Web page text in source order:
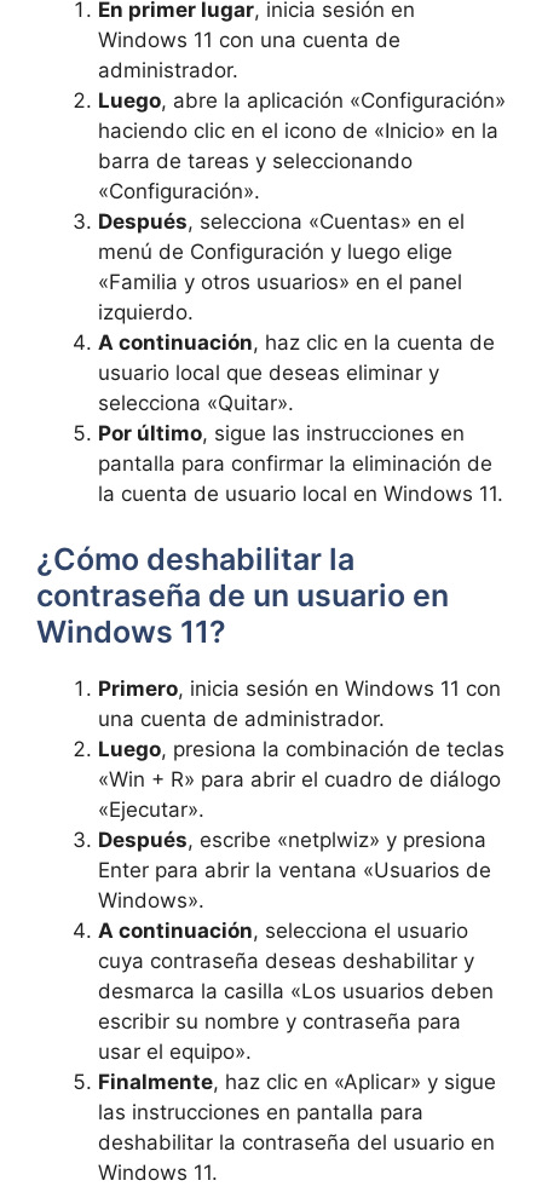
En primer lugar, inicia sesión en
Windows 11 con una cuenta de
administrador.
Luego, abre la aplicación «Configuración»
haciendo clic en el icono de «Inicio» en la
barra de tareas y seleccionando
«Configuración».
Después, selecciona «Cuentas» en el
menú de Configuración y luego elige
«Familia y otros usuarios» en el panel
izquierdo.
A continuación, haz clic en la cuenta de
usuario local que deseas eliminar y
selecciona «Quitar».
Por último, sigue las instrucciones en
pantalla para confirmar la eliminación de
la cuenta de usuario local en Windows 11.
¿Cómo deshabilitar la
contraseña de un usuario en
Windows 11?
Primero, inicia sesión en Windows 11 con
una cuenta de administrador.
Luego, presiona la combinación de teclas
«Win + R» para abrir el cuadro de diálogo
«Ejecutar».
Después, escribe «netplwiz» y presiona
Enter para abrir la ventana «Usuarios de
Windows».
A continuación, selecciona el usuario
cuya contraseña deseas deshabilitar y
desmarca la casilla «Los usuarios deben
escribir su nombre y contraseña para
usar el equipo».
Finalmente, haz clic en «Aplicar» y sigue
las instrucciones en pantalla para
deshabilitar la contraseña del usuario en
Windows 11.